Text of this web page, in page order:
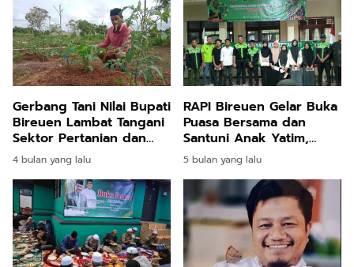
Gerbang Tani Nilai Bupati
Bireuen Lambat Tangani
Sektor Pertanian dan
Perikanan
4 bulan yang lalu
RAPI Bireuen Gelar Buka
Puasa Bersama dan
Santuni Anak Yatim,
Pengurus Lokal
Jeunieb–Pandrah
Dikukuhkan
5 bulan yang lalu